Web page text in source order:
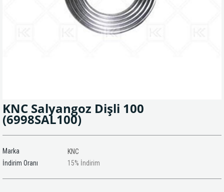
KNC Salyangoz Dişli 100
(6998SAL100)
Marka
KNC
İndirim Oranı
%
15 İndirim